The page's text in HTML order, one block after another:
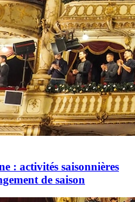
: activités saisonnières
de saison